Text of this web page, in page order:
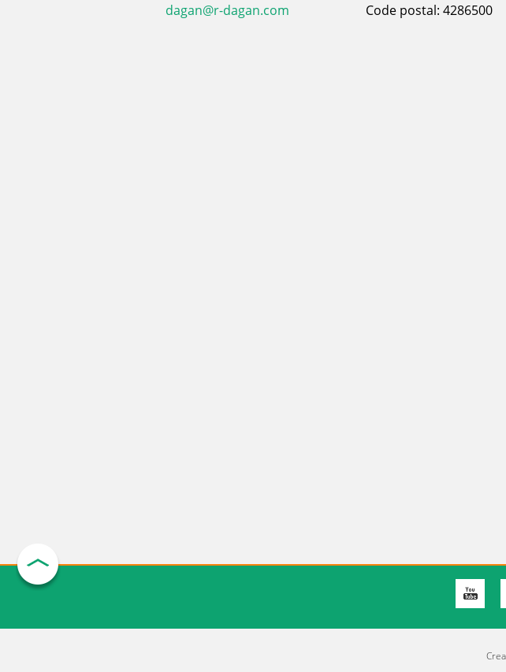
dagan@r-dagan.com
Code postal: 4286500